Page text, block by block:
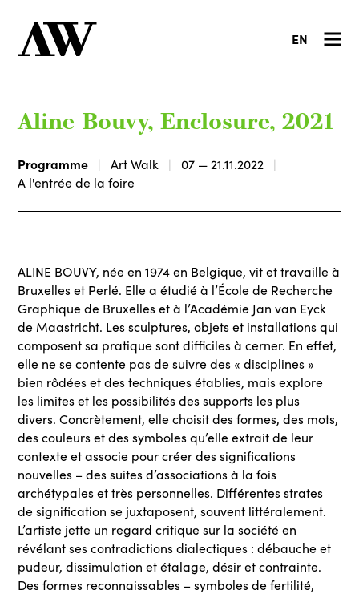
EN
Aline Bouvy, Enclosure, 2021
Programme Art Walk
07 — 21.11.2022
A l'entrée de la foire
ALINE BOUVY, née en 1974 en Belgique, vit et travaille à
Bruxelles et Perlé. Elle a étudié à l’École de Recherche
Graphique de Bruxelles et à l’Académie Jan van Eyck
de Maastricht. Les sculptures, objets et installations qui
composent sa pratique sont difficiles à cerner. En effet,
elle ne se contente pas de suivre des « disciplines »
bien rôdées et des techniques établies, mais explore
les limites et les possibilités des supports les plus
divers. Concrètement, elle choisit des formes, des mots,
des couleurs et des symboles qu’elle extrait de leur
contexte et associe pour créer des significations
nouvelles – des suites d’associations à la fois
archétypales et très personnelles. Différentes strates
de signification se juxtaposent, souvent littéralement.
L’artiste jette un regard critique sur la société en
révélant ses contradictions dialectiques : débauche et
pudeur, dissimulation et étalage, désir et contrainte.
Des formes reconnaissables – symboles de fertilité,